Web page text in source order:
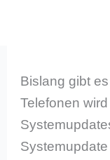
Bislang gibt
Telefonen